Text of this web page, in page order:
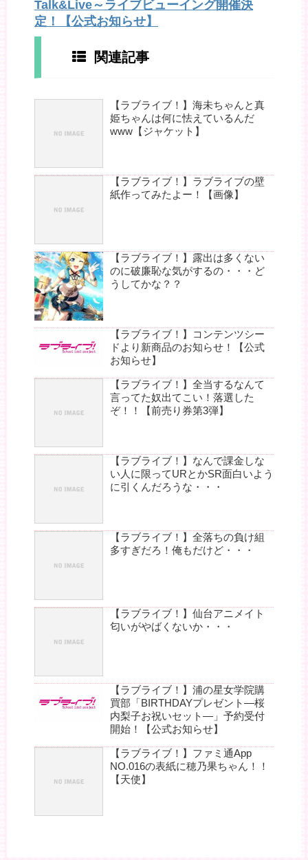
Talk&Live～ライブビューイング開催決
定！【公式お知らせ】
関連記事
【ラブライブ！】海未ちゃんと真
姫ちゃんは何に怯えているんだ
www【ジャケット】
【ラブライブ！】ラブライブの壁
紙作ってみたよー！【画像】
【ラブライブ！】露出は多くない
のに破廉恥な気がするの・・・ど
うしてかな？？
【ラブライブ！】コンテンツシー
ドより新商品のお知らせ！【公式
お知らせ】
【ラブライブ！】全当するなんて
言ってた奴出てこい！落選した
ぞ！！【前売り券第3弾】
【ラブライブ！】なんで課金しな
い人に限ってURとかSR面白いよう
に引くんだろうな・・・
【ラブライブ！】全落ちの負け組
多すぎだろ！俺もだけど・・・
【ラブライブ！】仙台アニメイト
匂いがやばくないか・・・
【ラブライブ！】浦の星女学院購
買部「BIRTHDAYプレゼント―桜
内梨子お祝いセット―」予約受付
開始！【公式お知らせ】
【ラブライブ！】ファミ通App
NO.016の表紙に穂乃果ちゃん！！
【天使】